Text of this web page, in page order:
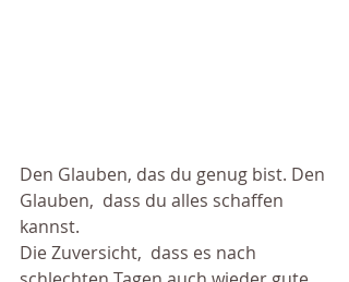
Den Glauben, das du genug bist. Den
Glauben,  dass du alles schaffen
kannst.
Die Zuversicht,  dass es nach